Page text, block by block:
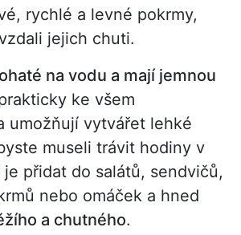
rychlé a levné pokrmy,
jejich chuti.
na vodu a mají jemnou
ke všem
umožňují vytvářet lehké
museli trávit hodiny v
přidat do salátů, sendvičů,
nebo omáček a hned
a chutného.